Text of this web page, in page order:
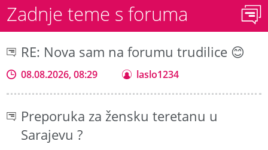
Zadnje teme s foruma
RE: Nova sam na forumu trudilice 😊
08.08.2026, 08:29 laslo1234
Preporuka za žensku teretanu u
Sarajevu ?